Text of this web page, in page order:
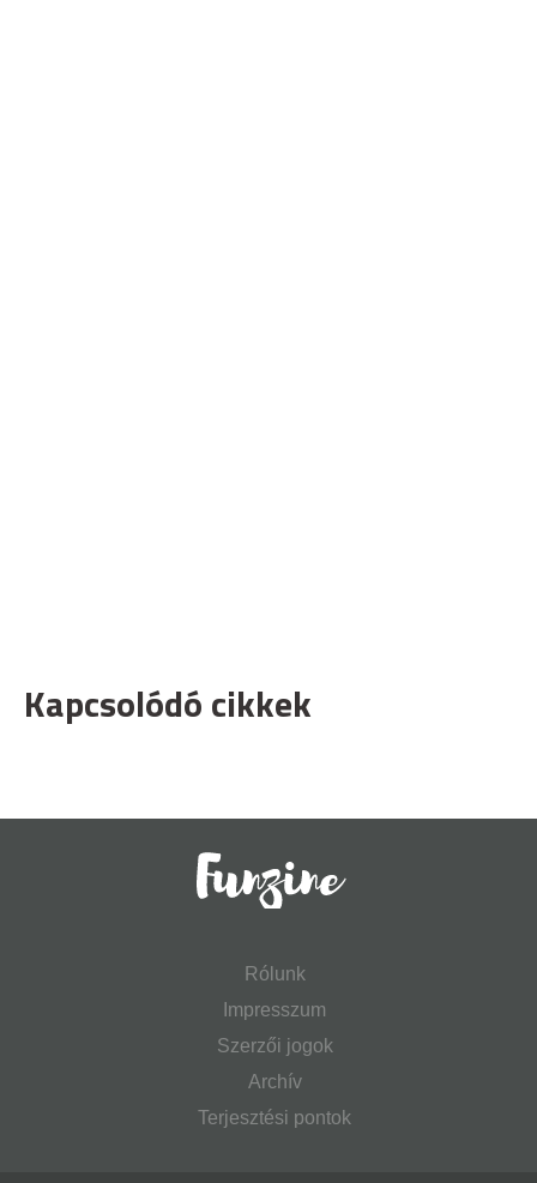
Kapcsolódó cikkek
Rólunk
Impresszum
Szerzői jogok
Archív
Terjesztési pontok